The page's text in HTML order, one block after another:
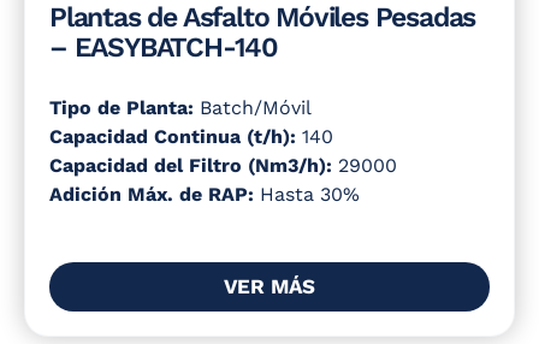
Plantas de Asfalto Móviles Pesadas
– EASYBATCH-140
Tipo de Planta: Batch/Móvil
Capacidad Continua (t/h): 140
Capacidad del Filtro (Nm3/h): 29000
Adición Máx. de RAP: Hasta 30%
VER MÁS